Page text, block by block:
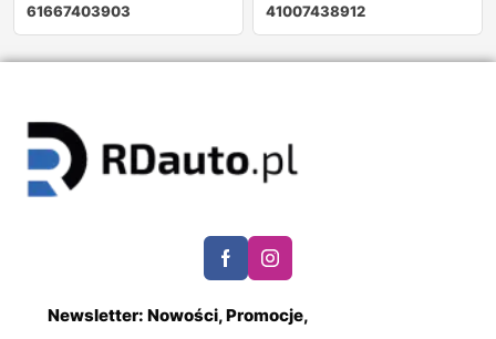
61667403903
41007438912
Newsletter: Nowości, Promocje,